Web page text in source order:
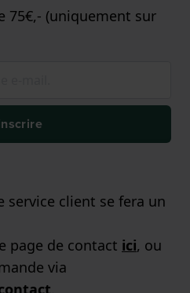
75€,- (uniquement sur
service client se fera un
page de contact ici, ou
via
.